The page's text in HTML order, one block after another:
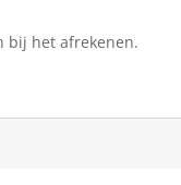
bij het afrekenen.